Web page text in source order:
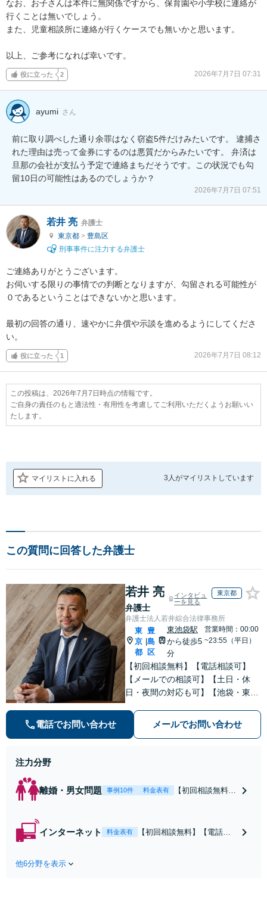
なお、お子さんは本件に無関係ですから、保育園や小学校に連絡が
行くことは無いでしょう。
また、児童相談所に連絡が行くケースでも無いかと思います。
以上、ご参考になれば幸いです。
役に立った 2 2026年7月7日 07:31
ayumi さん
前に取り調べした通り余罪はなく窃盗5件だけみたいです。 逮捕さ
れた理由は売って金券にするのは悪質だからみたいです。 弁済は
旦那の会社が支払う予定で連絡まちだそうです。この状況でも勾
留10日の可能性はあるのでしょうか？
2026年7月7日 07:51
若井 亮 弁護士
東京都 > 豊島区
刑事事件に注力する弁護士
ご連絡ありがとうございます。
お伺いする限りの事情での判断となりますが、勾留される可能性が
０であるということはできないかと思います。
最初の回答の通り、速やかに弁償や示談を進めるようにしてくださ
い。
役に立った 1 2026年7月7日 08:12
この投稿は、2026年7月7日時点の情報です。
ご自身の責任のもと適法性・有用性を考慮してご利用いただくようお願いい
たします。
マイリストに入れる 3人がマイリストしています
この質問に回答した弁護士
若井 亮
弁護士
インタビュ
ーを見る
東京都
弁護士法人若井綜合法律事務所
東
京
都
豊
島
区
東池袋駅
から徒歩5
分
営業時間：00:00
~23:55（平日）
【初回相談無料】【電話相談可】
【メールでの相談可】【土日・休
日・夜間の対応も可】【池袋・東池
トラブル・刑事事件を中心に「個
人」の方からのご相談・ご依頼を幅
電話でお問い合わせ メールでお問い合わせ
注力分野
離婚・男女問題 事例10件 料金表有
【初回相談無料】
【池袋・東池袋2
インターネット 料金表有
【初回相談無料】【電話相
他6分野を表示